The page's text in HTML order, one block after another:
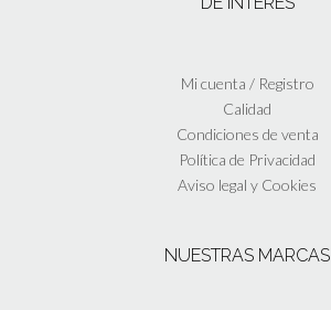
Mi cuenta / Registro
Calidad
Condiciones de venta
Política de Privacidad
Aviso legal y Cookies
NUESTRAS MARCAS